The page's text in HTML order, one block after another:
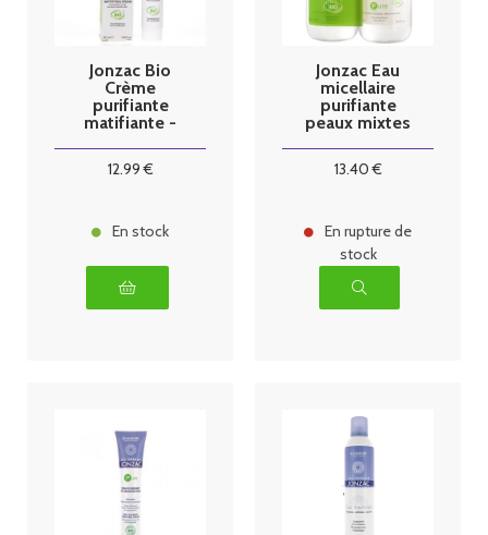
Jonzac Bio
Crème
purifiante
matifiante -
12.99€
En stock
Jonzac Eau
micellaire
purifiante
peaux mixtes
13.40€
En rupture de
stock